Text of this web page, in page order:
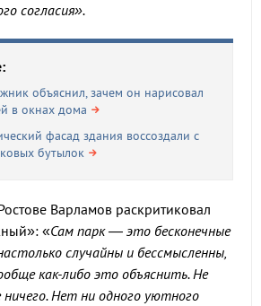
согласия».
объяснил, зачем он нарисовал
в окнах дома
фасад здания воссоздали с
бутылок
Варламов раскритиковал
«Сам парк — это бесконечные
случайны и бессмысленны,
как-либо это объяснить. Не
Нет ни одного уютного